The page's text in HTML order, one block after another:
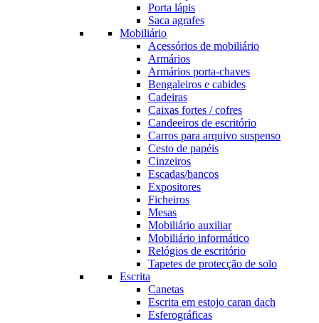
Porta lápis
Saca agrafes
Mobiliário
Acessórios de mobiliário
Armários
Armários porta-chaves
Bengaleiros e cabides
Cadeiras
Caixas fortes / cofres
Candeeiros de escritório
Carros para arquivo suspenso
Cesto de papéis
Cinzeiros
Escadas/bancos
Expositores
Ficheiros
Mesas
Mobiliário auxiliar
Mobiliário informático
Relógios de escritório
Tapetes de protecção de solo
Escrita
Canetas
Escrita em estojo caran dach
Esferográficas